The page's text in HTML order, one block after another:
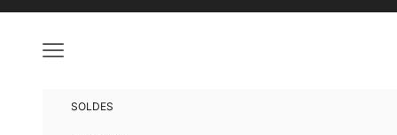
Menu
SOLDES